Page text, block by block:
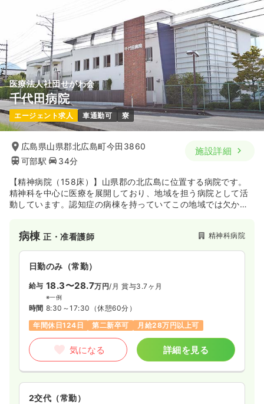
医療法人社団せがわ会
千代田病院
エージェント求人 車通勤可 寮
広島県山県郡北広島町今田3860
可部駅
34分
施設詳細
【精神病院（158床）】山県郡の北広島に位置する病院です。
精神科を中心に医療を展開しており、地域を担う病院として活
動しています。認知症の病棟を持っていてこの地域では欠かせ
病棟正・准看護師 精神科病院
日勤のみ（常勤）
給与 18.3〜28.7万円/月 賞与3.7ヶ月
※一例
時間 8:30～17:30 （休憩60分）
年間休日124日
第二新卒可 月給28万円以上可
気になる 詳細を見る
2交代（常勤）